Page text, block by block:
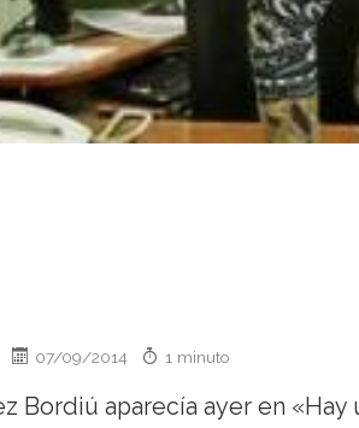
07/09/2014 1 minuto
Bordiú aparecía ayer en